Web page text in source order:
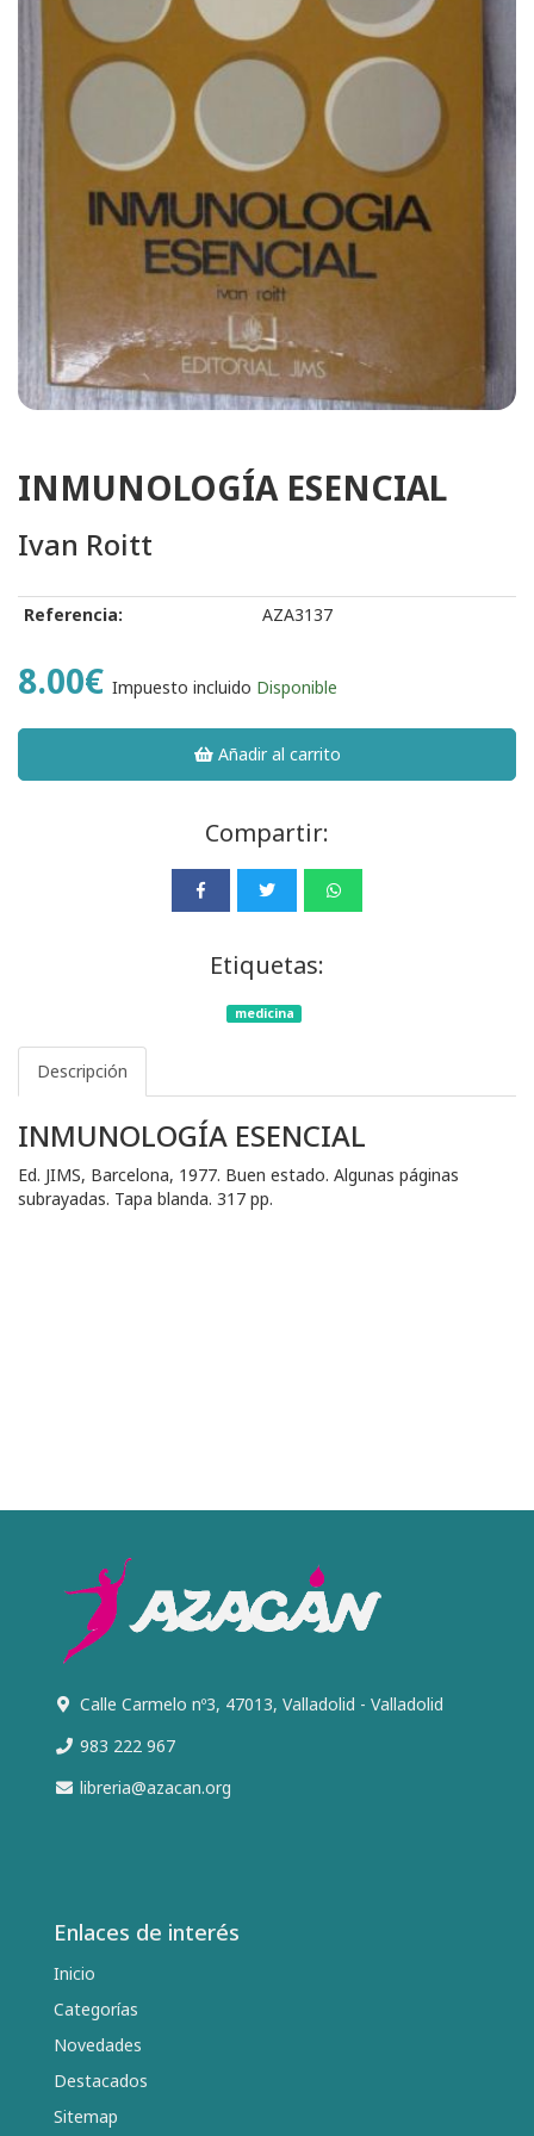
INMUNOLOGÍA ESENCIAL
Ivan Roitt
Referencia: AZA3137
8.00€ Impuesto incluido Disponible
Añadir al carrito
Compartir:
Etiquetas:
medicina
Descripción
INMUNOLOGÍA ESENCIAL
Ed. JIMS, Barcelona, 1977. Buen estado. Algunas páginas
subrayadas. Tapa blanda. 317 pp.
Calle Carmelo nº3, 47013, Valladolid - Valladolid
983 222 967
libreria@azacan.org
Enlaces de interés
Inicio
Categorías
Novedades
Destacados
Sitemap